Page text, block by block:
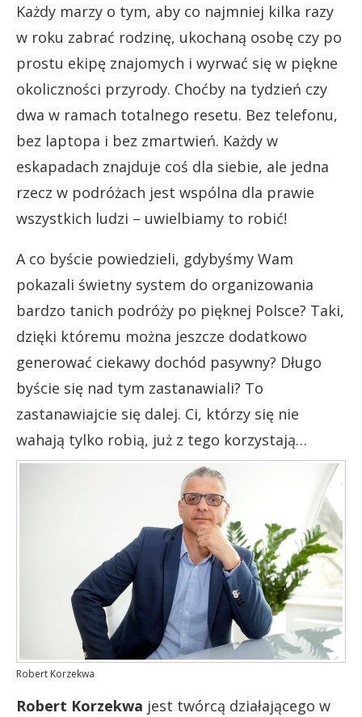
Każdy marzy o tym, aby co najmniej kilka razy
w roku zabrać rodzinę, ukochaną osobę czy po
prostu ekipę znajomych i wyrwać się w piękne
okoliczności przyrody. Choćby na tydzień czy
dwa w ramach totalnego resetu. Bez telefonu,
bez laptopa i bez zmartwień. Każdy w
eskapadach znajduje coś dla siebie, ale jedna
rzecz w podróżach jest wspólna dla prawie
wszystkich ludzi – uwielbiamy to robić!
A co byście powiedzieli, gdybyśmy Wam
pokazali świetny system do organizowania
bardzo tanich podróży po pięknej Polsce? Taki,
dzięki któremu można jeszcze dodatkowo
generować ciekawy dochód pasywny? Długo
byście się nad tym zastanawiali? To
zastanawiajcie się dalej. Ci, którzy się nie
wahają tylko robią, już z tego korzystają…
Robert Korzekwa
Robert Korzekwa jest twórcą działającego w